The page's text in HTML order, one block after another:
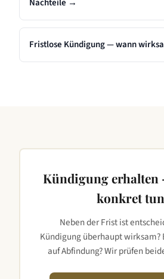
Nachteile →
Fristlose Kündigung — wann
Kündigung erhalten
konkret
Neben der Frist ist
Kündigung überhaupt wirksam?
auf Abfindung? Wir prüfen